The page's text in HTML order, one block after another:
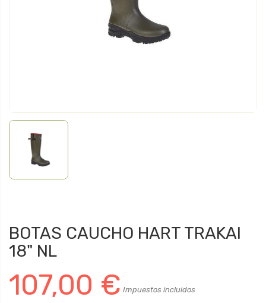
BOTAS CAUCHO HART TRAKAI
18" NL
107,00 € Impuestos incluidos